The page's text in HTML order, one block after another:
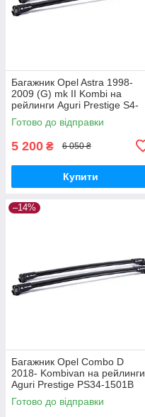
Багажник Opel Astra 1998-
2009 (G) mk II Kombi на
рейлинги Aguri Prestige S4-
1499B
Готово до відправки
5 200 ₴ 6 050 ₴
Купити
–14%
Багажник Opel Combo D
2018- Kombivan на рейлинги
Aguri Prestige PS34-1501B
Готово до відправки